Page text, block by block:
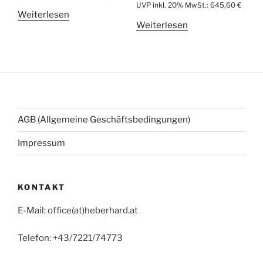
Weiterlesen
UVP inkl. 20% MwSt.: 645,60 €
Weiterlesen
AGB (Allgemeine Geschäftsbedingungen)
Impressum
KONTAKT
E-Mail: office(at)heberhard.at
Telefon: +43/7221/74773